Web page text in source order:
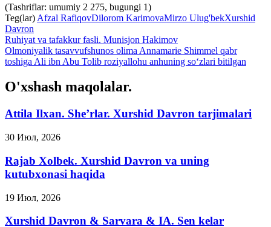
(Tashriflar: umumiy 2 275, bugungi 1)
Teg(lar) Afzal RafiqovDilorom KarimovaMirzo Ulug'bekXurshid
Davron
Ruhiyat va tafakkur fasli. Munisjon Hakimov
Olmoniyalik tasavvufshunos olima Annamarie Shimmel qabr
toshiga Ali ibn Abu Tolib roziyallohu anhuning soʻzlari bitilgan
O'xshash maqolalar.
Attila Ilxan. She’rlar. Xurshid Davron tarjimalari
30 Июл, 2026
Rajab Xolbek. Xurshid Davron va uning
kutubxonasi haqida
19 Июл, 2026
Xurshid Davron & Sarvara & IA. Sen kelar